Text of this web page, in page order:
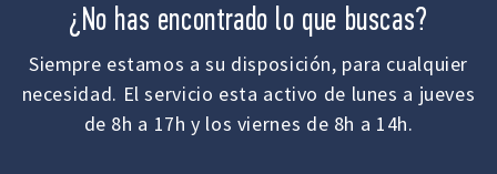
¿No has encontrado lo que buscas?
Siempre estamos a su disposición, para cualquier
necesidad. El servicio esta activo de lunes a jueves
de 8h a 17h y los viernes de 8h a 14h.